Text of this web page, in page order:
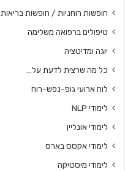
חופשות רוחניות / חופשות בריאות
טיפולים ברפואה משלימה
יוגה ומדיטציה
כל מה שרצית לדעת על…
לוח ארועי גופ-נפש-רוח
לימודי NLP
לימודי אונליין
לימודי אקסס בארס
לימודי מיסטיקה